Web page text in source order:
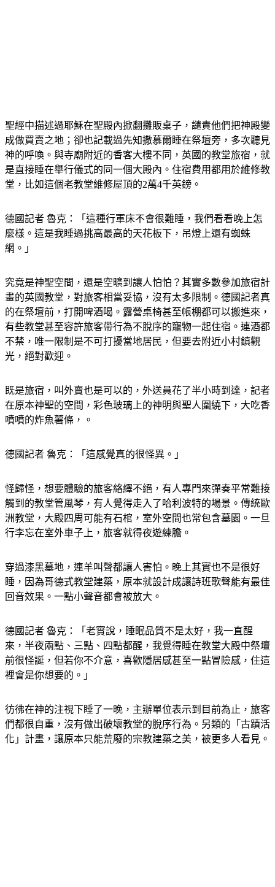
聖經中描述過耶穌在聖殿內掀翻攤販桌子，譴責他們把神殿變
成做買賣之地；卻也記載過先知撒慕爾睡在祭壇旁，多次聽見
神的呼喚。與寺廟附近的香客大樓不同，英國的教堂旅宿，就
是直接睡在舉行儀式的同一個大殿內。住宿費用都用於維修教
堂，比如這個老教堂維修屋頂的2萬4千英鎊。
德國記者 魯克：「這種行軍床不會很難睡，我們看看晚上怎
麼樣。這是我睡過挑高最高的天花板下，吊燈上還有蜘蛛
網。」
究竟是神聖空間，還是空曠到讓人怕怕？其實多數參加旅宿計
畫的英國教堂，對旅客相當妥協，沒有太多限制。德國記者真
的在祭壇前，打開啤酒喝。露營桌椅甚至帳棚都可以搬進來，
有些教堂甚至容許旅客帶行為不脫序的寵物一起住宿。連酒都
不禁，唯一限制是不可打擾當地居民，但要去附近小村鎮觀
光，絕對歡迎。
既是旅宿，叫外賣也是可以的，外送員花了半小時到達，記者
在原本神聖的空間，彩色玻璃上的神明與聖人圍繞下，大吃香
噴噴的炸魚薯條，。
德國記者 魯克：「這感覺真的很怪異。」
怪歸怪，想要體驗的旅客絡繹不絕，有人專門來彈奏平常難接
觸到的教堂管風琴，有人覺得走入了哈利波特的場景。傳統歐
洲教堂，大殿四周可能有石棺，室外空間也常包含墓園。一旦
行李忘在室外車子上，旅客就得夜遊練膽。
穿過漆黑墓地，連羊叫聲都讓人害怕。晚上其實也不是很好
睡，因為哥德式教堂建築，原本就設計成讓詩班歌聲能有最佳
回音效果。一點小聲音都會被放大。
德國記者 魯克：「老實說，睡眠品質不是太好，我一直醒
來，半夜兩點、三點、四點都醒，我覺得睡在教堂大殿中祭壇
前很怪誕，但若你不介意，喜歡隱居感甚至一點冒險感，住這
裡會是你想要的。」
彷彿在神的注視下睡了一晚，主辦單位表示到目前為止，旅客
們都很自重，沒有做出破壞教堂的脫序行為。另類的「古蹟活
化」計畫，讓原本只能荒廢的宗教建築之美，被更多人看見。